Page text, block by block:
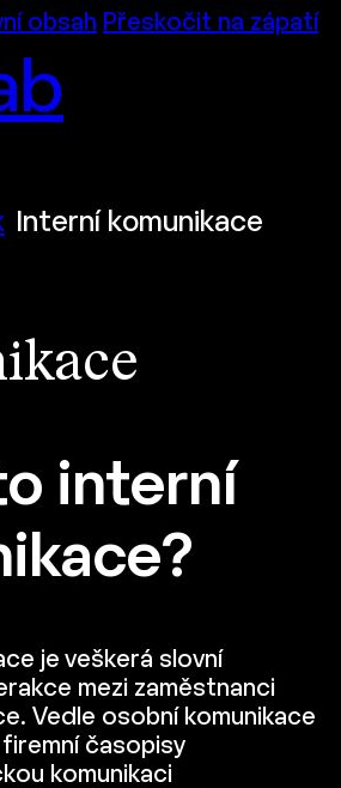
obsah Přeskočit na zápatí
Interní komunikace
interní
je veškerá slovní
mezi zaměstnanci
Vedle osobní komunikace
časopisy
komunikaci